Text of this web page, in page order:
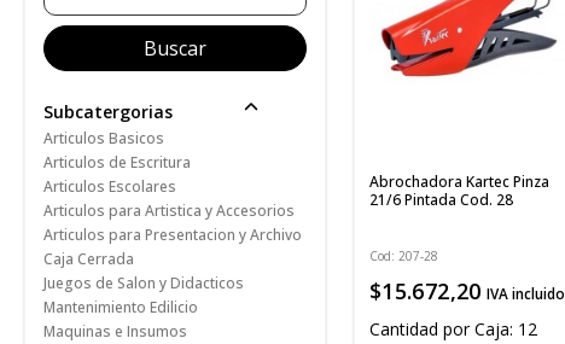
Subcatergorias
Articulos Basicos
Articulos de Escritura
Articulos Escolares
Articulos para Artistica y Accesorios
Articulos para Presentacion y Archivo
Caja Cerrada
Juegos de Salon y Didacticos
Mantenimiento Edilicio
Maquinas e Insumos
Abrochadora Kartec Pinza
21/6 Pintada Cod. 28
Cod: 207-28
$15.672,20 IVA incluido
Cantidad por Caja: 12